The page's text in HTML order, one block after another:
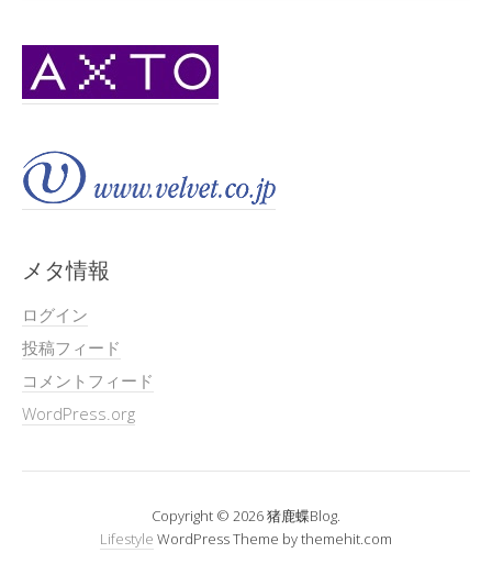
メタ情報
ログイン
投稿フィード
コメントフィード
WordPress.org
Copyright © 2026 猪鹿蝶Blog.
Lifestyle WordPress Theme by themehit.com